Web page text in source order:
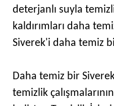
deterjanlı suyla
kaldırımları daha
Siverek'i daha temiz
Daha temiz bir
temizlik